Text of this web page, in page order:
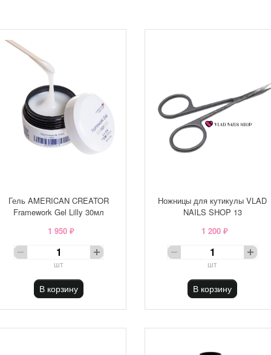
Гель AMERICAN CREATOR
Framework Gel Lilly 30мл
1 950 ₽
шт
В корзину
Ножницы для кутикулы VLAD
NAILS SHOP 13
1 200 ₽
шт
В корзину